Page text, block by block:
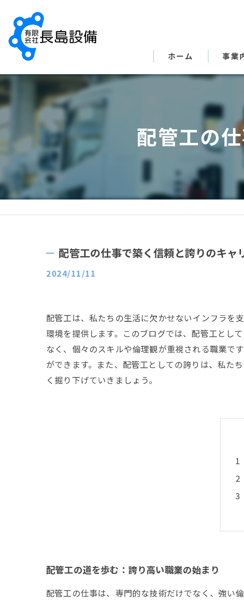
ホーム 事業
配管工の
配管工の仕事で築く信頼と誇りのキャ
2024/11/11
配管工は、私たちの生活に欠かせないインフラを
環境を提供します。このブログでは、配管工とし
なく、個々のスキルや倫理観が重視される職業で
ができます。また、配管工としての誇りは、私た
く掘り下げていきましょう。
配管工の道を歩む：誇り高い職業の始まり
配管工の仕事は、専門的な技術だけでなく、強い